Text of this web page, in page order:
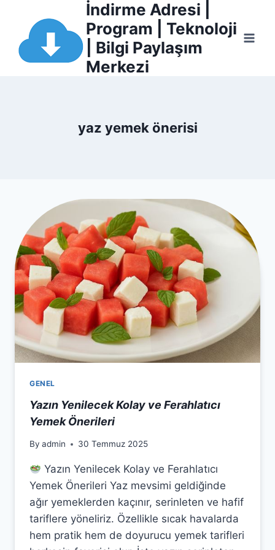
content
İndirme Adresi |
Program | Teknoloji
| Bilgi Paylaşım
Merkezi
yaz yemek önerisi
GENEL
Yazın Yenilecek Kolay ve Ferahlatıcı
Yemek Önerileri
By admin 30 Temmuz 2025
Yazın Yenilecek Kolay ve Ferahlatıcı
Yemek Önerileri Yaz mevsimi geldiğinde
ağır yemeklerden kaçınır, serinleten ve hafif
tariflere yöneliriz. Özellikle sıcak havalarda
hem pratik hem de doyurucu yemek tarifleri